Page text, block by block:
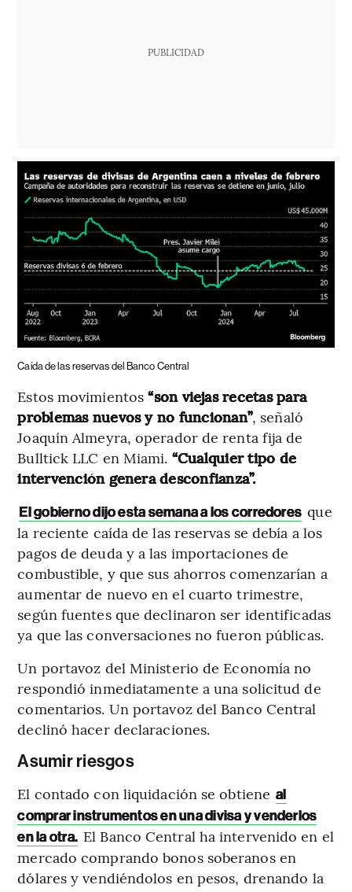
PUBLICIDAD
Caída de las reservas del Banco Central
Estos movimientos “son viejas recetas para
problemas nuevos y no funcionan”, señaló
Joaquín Almeyra, operador de renta fija de
Bulltick LLC en Miami. “Cualquier tipo de
intervención genera desconfianza”.
El gobierno dijo esta semana a los corredores que
la reciente caída de las reservas se debía a los
pagos de deuda y a las importaciones de
combustible, y que sus ahorros comenzarían a
aumentar de nuevo en el cuarto trimestre,
según fuentes que declinaron ser identificadas
ya que las conversaciones no fueron públicas.
Un portavoz del Ministerio de Economía no
respondió inmediatamente a una solicitud de
comentarios. Un portavoz del Banco Central
declinó hacer declaraciones.
Asumir riesgos
El contado con liquidación se obtiene al
comprar instrumentos en una divisa y venderlos
en la otra. El Banco Central ha intervenido en el
mercado comprando bonos soberanos en
dólares y vendiéndolos en pesos, drenando la